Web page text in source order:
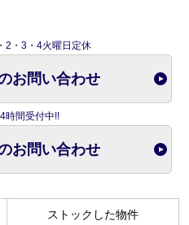
2・3・4火曜日定休
お問い合わせ
時間受付中!!
お問い合わせ
ストックした物件